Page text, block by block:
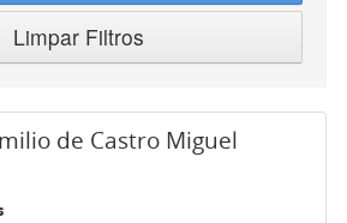
Limpar Filtros
de Castro Miguel